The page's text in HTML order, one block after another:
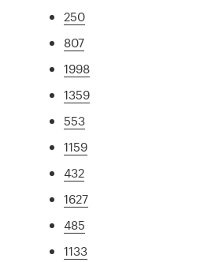
250
807
1998
1359
553
1159
432
1627
485
1133